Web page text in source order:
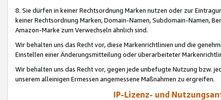
8. Sie dürfen in keiner Rechtsordnung Marken nutzen oder zur
keiner Rechtsordnung Marken, Domain-Namen, Subdomain-Namen,
Amazon-Marke zum Verwechseln ähnlich sind.
Wir behalten uns das Recht vor, diese Markenrichtlinien und die
Einstellen einer Änderungsmitteilung oder überarbeiteter
Wir behalten uns das Recht vor, gegen jede unbefugte Nutzung bzw.
unserem alleinigen Ermessen angemessene Maßnahmen zu ergreifen.
IP-Lizenz- und